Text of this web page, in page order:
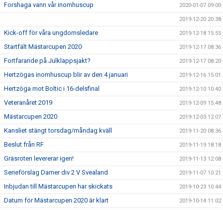
Forshaga vann vår inomhuscup 2020-01-07 09:00
2019-12-20 20:38
Kick-off för våra ungdomsledare 2019-12-18 15:55
Startfält Mästarcupen 2020 2019-12-17 08:36
Fortfarande på Julklappsjakt? 2019-12-17 08:20
Hertzögas inomhuscup blir av den 4 januari 2019-12-16 15:01
Hertzöga mot Boltic i 16-delsfinal 2019-12-10 10:40
Veteranåret 2019 2019-12-09 15:48
Mästarcupen 2020 2019-12-03 12:07
Kansliet stängt torsdag/måndag kväll 2019-11-20 08:36
Beslut från RF 2019-11-19 18:18
Gräsroten levererar igen! 2019-11-13 12:08
Serieförslag Damer div 2 V Svealand 2019-11-07 10:21
Inbjudan till Mästarcupen har skickats 2019-10-23 10:44
Datum för Mästarcupen 2020 är klart 2019-10-14 11:02